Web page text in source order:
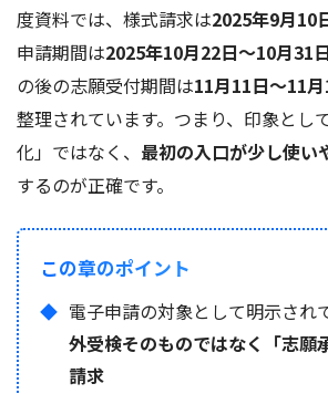
度資料では、様式請求は2025年9月10
申請期間は2025年10月22日～10月31
の後の志願受付期間は11月11日～11
整理されています。つまり、印象とし
化」ではなく、 最初の入口が少し使い
するのが正確です。
この章のポイント
電子申請の対象として明示され
外受検そのものではなく「志願
請求